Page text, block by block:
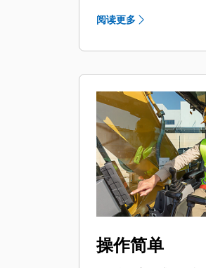
使用监示器内的二
阅读更多
操作简单